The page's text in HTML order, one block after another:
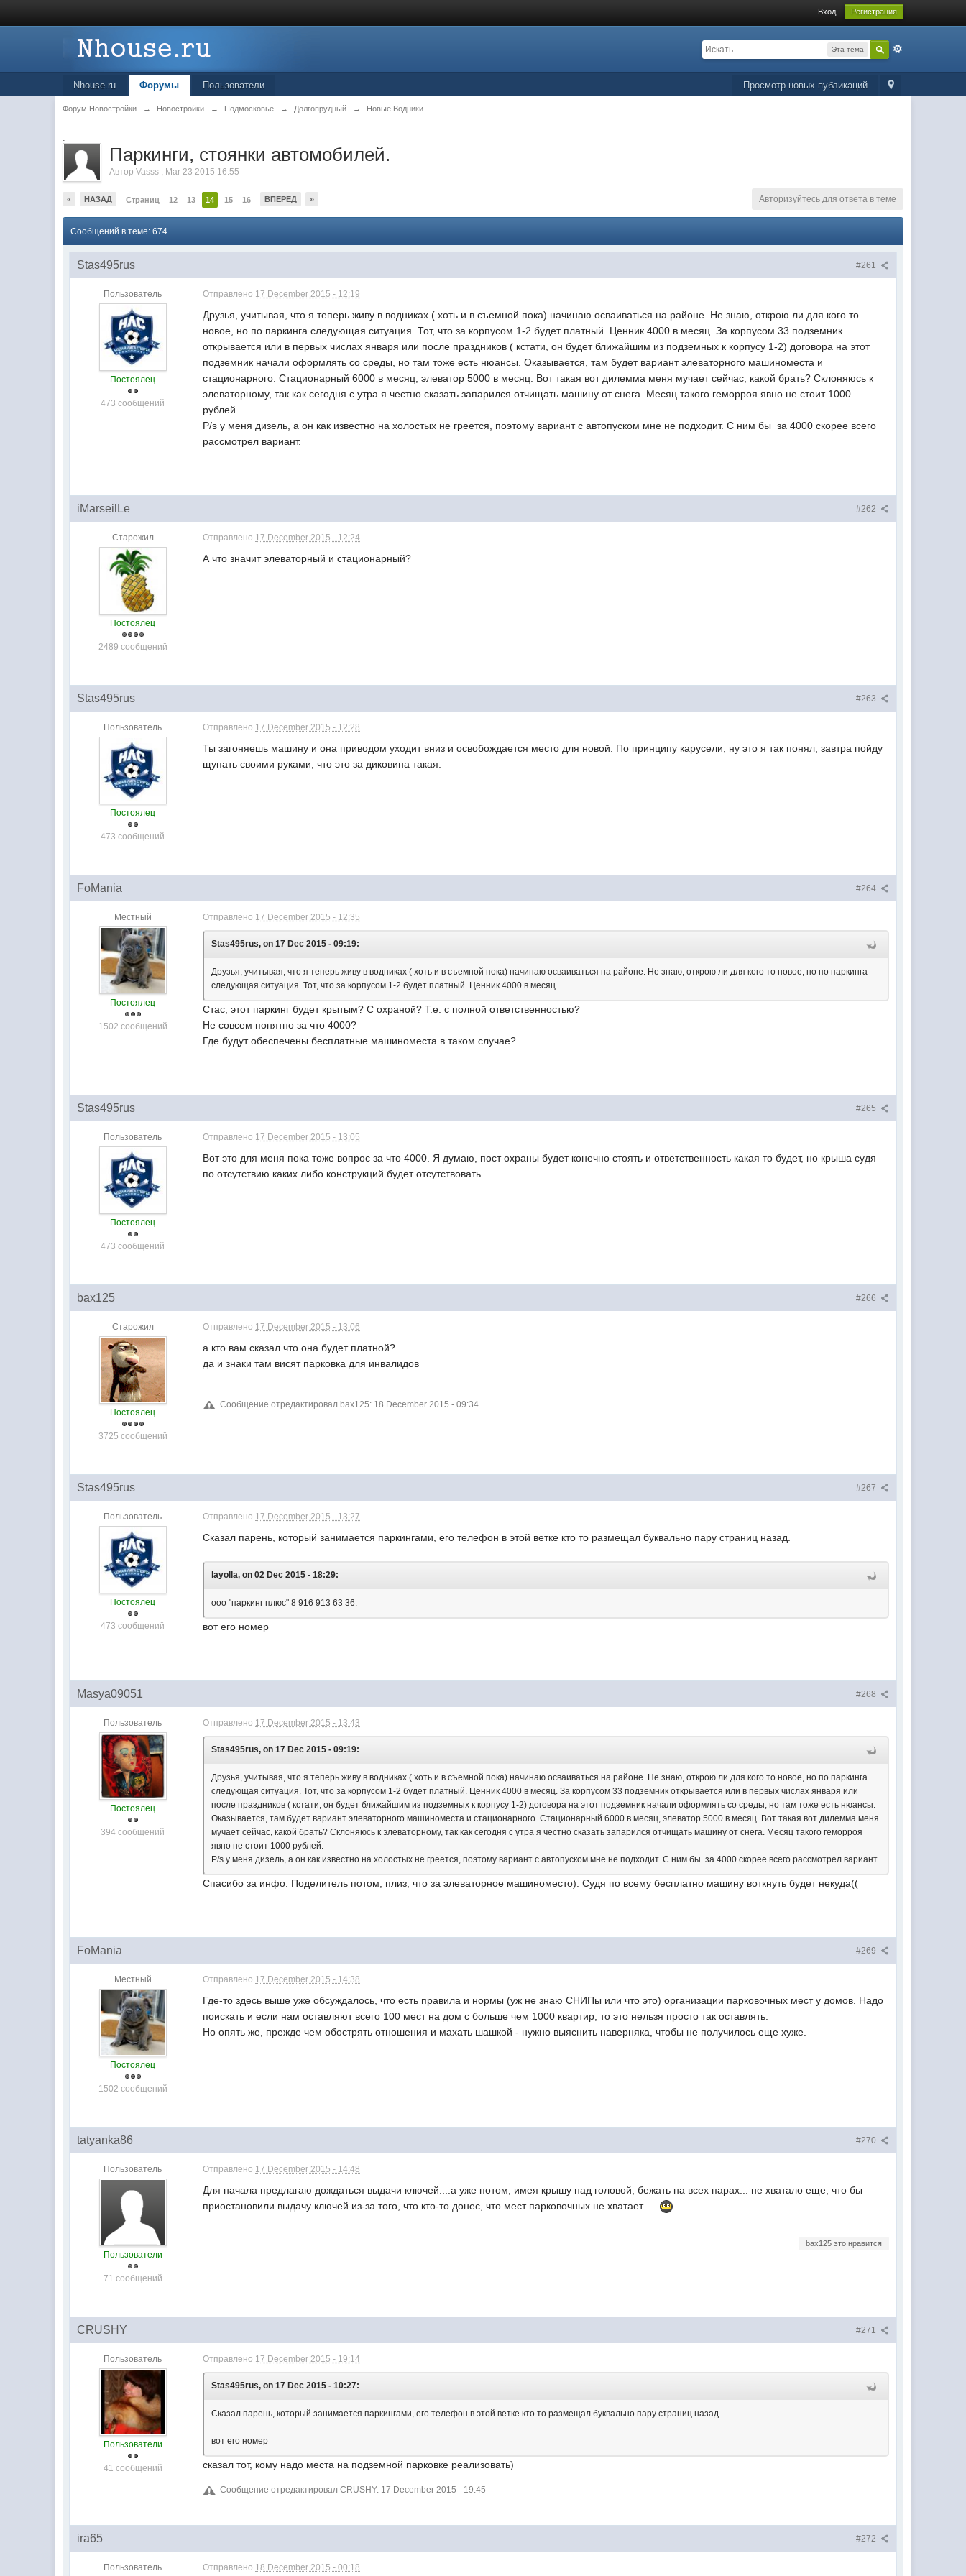
Вход Регистрация
Эта тема
Просмотр новых публикаций
Nhouse.ru Форумы Пользователи
Форум Новостройки → Новостройки → Подмосковье → Долгопрудный → Новые Водники
.
Паркинги, cтоянки автомобилей.
АвторVasss , Mar 23 2015 16:55
« НАЗАД Страниц 12 13 14 15 16 ВПЕРЕД » Авторизуйтесь для ответа в теме
Сообщений в теме: 674
#261
Stas495rus
Пользователь
Постоялец
473 сообщений
Отправлено 17 December 2015 - 12:19
Друзья, учитывая, что я теперь живу в водниках ( хоть и в съемной пока) начинаю осваиваться на районе. Не знаю, открою ли для кого то
новое, но по паркинга следующая ситуация. Тот, что за корпусом 1-2 будет платный. Ценник 4000 в месяц. За корпусом 33 подземник
открывается или в первых числах января или после праздников ( кстати, он будет ближайшим из подземных к корпусу 1-2) договора на этот
подземник начали оформлять со среды, но там тоже есть нюансы. Оказывается, там будет вариант элеваторного машиноместа и
стационарного. Стационарный 6000 в месяц, элеватор 5000 в месяц. Вот такая вот дилемма меня мучает сейчас, какой брать? Склоняюсь к
элеваторному, так как сегодня с утра я честно сказать запарился отчищать машину от снега. Месяц такого геморроя явно не стоит 1000
рублей.
P/s у меня дизель, а он как известно на холостых не греется, поэтому вариант с автопуском мне не подходит. С ним бы за 4000 скорее всего
рассмотрел вариант.
#262
iMarseilLe
Старожил
Постоялец
2489 сообщений
Отправлено 17 December 2015 - 12:24
А что значит элеваторный и стационарный?
#263
Stas495rus
Пользователь
Постоялец
473 сообщений
Отправлено 17 December 2015 - 12:28
Ты загоняешь машину и она приводом уходит вниз и освобождается место для новой. По принципу карусели, ну это я так понял, завтра пойду
щупать своими руками, что это за диковина такая.
#264
FoMania
Местный
Постоялец
1502 сообщений
Отправлено 17 December 2015 - 12:35
Stas495rus, on 17 Dec 2015 - 09:19:
Друзья, учитывая, что я теперь живу в водниках ( хоть и в съемной пока) начинаю осваиваться на районе. Не знаю, открою ли для кого то новое, но по паркинга
следующая ситуация. Тот, что за корпусом 1-2 будет платный. Ценник 4000 в месяц.
Стас, этот паркинг будет крытым? С охраной? Т.е. с полной ответственностью?
Не совсем понятно за что 4000?
Где будут обеспечены бесплатные машиноместа в таком случае?
#265
Stas495rus
Пользователь
Постоялец
473 сообщений
Отправлено 17 December 2015 - 13:05
Вот это для меня пока тоже вопрос за что 4000. Я думаю, пост охраны будет конечно стоять и ответственность какая то будет, но крыша судя
по отсутствию каких либо конструкций будет отсутствовать.
#266
bax125
Старожил
Постоялец
3725 сообщений
Отправлено 17 December 2015 - 13:06
а кто вам сказал что она будет платной?
да и знаки там висят парковка для инвалидов
Сообщение отредактировал bax125: 18 December 2015 - 09:34
#267
Stas495rus
Пользователь
Постоялец
473 сообщений
Отправлено 17 December 2015 - 13:27
Сказал парень, который занимается паркингами, его телефон в этой ветке кто то размещал буквально пару страниц назад.
layolla, on 02 Dec 2015 - 18:29:
ооо "паркинг плюс" 8 916 913 63 36.
вот его номер
#268
Masya09051
Пользователь
Постоялец
394 сообщений
Отправлено 17 December 2015 - 13:43
Stas495rus, on 17 Dec 2015 - 09:19:
Друзья, учитывая, что я теперь живу в водниках ( хоть и в съемной пока) начинаю осваиваться на районе. Не знаю, открою ли для кого то новое, но по паркинга
следующая ситуация. Тот, что за корпусом 1-2 будет платный. Ценник 4000 в месяц. За корпусом 33 подземник открывается или в первых числах января или
после праздников ( кстати, он будет ближайшим из подземных к корпусу 1-2) договора на этот подземник начали оформлять со среды, но там тоже есть нюансы.
Оказывается, там будет вариант элеваторного машиноместа и стационарного. Стационарный 6000 в месяц, элеватор 5000 в месяц. Вот такая вот дилемма меня
мучает сейчас, какой брать? Склоняюсь к элеваторному, так как сегодня с утра я честно сказать запарился отчищать машину от снега. Месяц такого геморроя
явно не стоит 1000 рублей.
P/s у меня дизель, а он как известно на холостых не греется, поэтому вариант с автопуском мне не подходит. С ним бы за 4000 скорее всего рассмотрел вариант.
Спасибо за инфо. Поделитель потом, плиз, что за элеваторное машиноместо). Судя по всему бесплатно машину воткнуть будет некуда((
#269
FoMania
Местный
Постоялец
1502 сообщений
Отправлено 17 December 2015 - 14:38
Где-то здесь выше уже обсуждалось, что есть правила и нормы (уж не знаю СНИПы или что это) организации парковочных мест у домов. Надо
поискать и если нам оставляют всего 100 мест на дом с больше чем 1000 квартир, то это нельзя просто так оставлять.
Но опять же, прежде чем обострять отношения и махать шашкой - нужно выяснить наверняка, чтобы не получилось еще хуже.
#270
tatyanka86
Пользователь
Пользователи
71 сообщений
Отправлено 17 December 2015 - 14:48
Для начала предлагаю дождаться выдачи ключей....а уже потом, имея крышу над головой, бежать на всех парах... не хватало еще, что бы
приостановили выдачу ключей из-за того, что кто-то донес, что мест парковочных не хватает.....
bax125 это нравится
#271
CRUSHY
Пользователь
Пользователи
41 сообщений
Отправлено 17 December 2015 - 19:14
Stas495rus, on 17 Dec 2015 - 10:27:
Сказал парень, который занимается паркингами, его телефон в этой ветке кто то размещал буквально пару страниц назад.
вот его номер
сказал тот, кому надо места на подземной парковке реализовать)
Сообщение отредактировал CRUSHY: 17 December 2015 - 19:45
#272
ira65
Пользователь Отправлено 18 December 2015 - 00:18